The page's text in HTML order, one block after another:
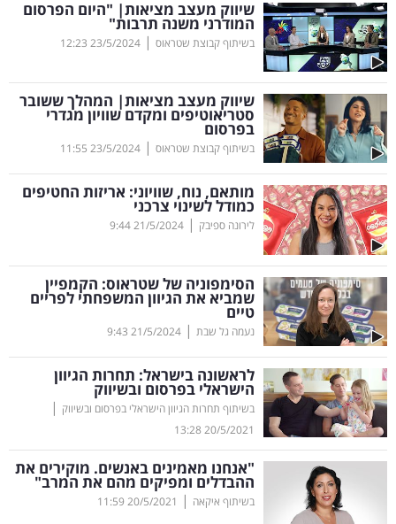
מדדים
ומחקרים
דעות
רכילות
עסקית
קריפטו
ויראלי
טלוויזיה
עסקי
ספורט
קריירה
ולימודים
מינויים
רייטינג
שיווק מעצב מציאות| "היום הפרסום
המודרני משנה תרבות"
בשיתוף קבוצת שטראוס |
23/5/2024
12:23
שיווק מעצב מציאות| המהלך ששובר
סטריאוטיפים ומקדם שוויון מגדרי
בפרסום
בשיתוף קבוצת שטראוס |
23/5/2024
11:55
מותאם, נוח, שוויוני: אריזות החטיפים
כמודל לשינוי צרכני
לירונה ספיבק |
21/5/2024
9:44
הסימפוניה של שטראוס: הקמפיין
שמביא את הגיוון המשפחתי לפריים
טיים
נעמה גל שבת |
21/5/2024
9:43
לראשונה בישראל: תחרות הגיוון
הישראלי בפרסום ובשיווק
בשיתוף תחרות הגיוון הישראלי בפרסום ובשיווק |
20/5/2021
13:28
"אנחנו מאמינים באנשים. מוקירים את
ההבדלים ומפיקים מהם את המרב"
בשיתוף איקאה |
20/5/2021
11:59